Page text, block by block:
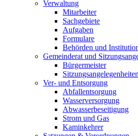
Verwaltung
Mitarbeiter
Sachgebiete
Aufgaben
Formulare
Behörden und
Gemeinderat und
Bürgermeister
Sitzungsangelegenheiten
Ver- und Entsorgung
Abfallentsorgung
Wasserversorgung
Abwasserbeseitigung
Strom und Gas
Kaminkehrer